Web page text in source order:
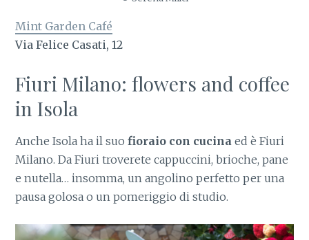
Mint Garden Café
Via Felice Casati, 12
Fiuri Milano: flowers and coffee
in Isola
Anche Isola ha il suo fioraio con cucina ed è Fiuri
Milano. Da Fiuri troverete cappuccini, brioche, pane
e nutella… insomma, un angolino perfetto per una
pausa golosa o un pomeriggio di studio.